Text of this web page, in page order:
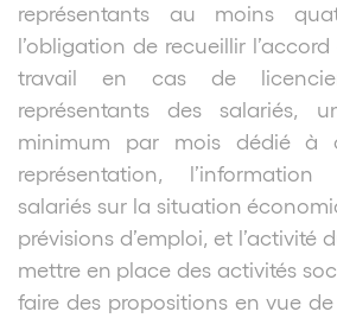
représentants au moins
l’obligation de recueillir
travail en cas de
représentants des salariés,
minimum par mois dédié à
représentation,
salariés sur la situation
prévisions d’emploi, et l’activité
mettre en place des activités
faire des propositions en vue